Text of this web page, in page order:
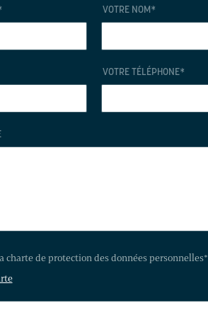
VOTRE NOM *
VOTRE TÉLÉPHONE*
charte de protection des données personnelles*